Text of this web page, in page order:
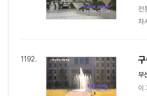
전
차
1192.
부
이